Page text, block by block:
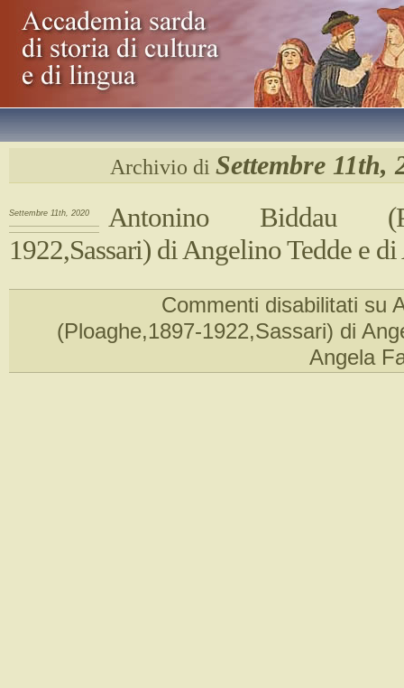
Archivio di Settembre 11th,
Settembre 11th, 2020
Antonino Biddau
1922,Sassari) di Angelino Tedde e
Commenti disabilitati su
(Ploaghe,1897-1922,Sassari) di
Angela